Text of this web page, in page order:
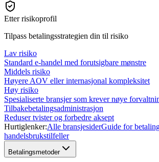
Etter risikoprofil
Tilpass betalingsstrategien din til risiko
Lav risiko
Standard e-handel med forutsigbare mønstre
Middels risiko
Høyere AOV eller internasjonal kompleksitet
Høy risiko
Spesialiserte bransjer som krever nøye
Tilbakebetalingsadministrasjon
Reduser tvister og forbedre aksept
Hurtiglenker:Alle bransjesiderGuide for
handelsbrukstilfeller
Betalingsmetoder